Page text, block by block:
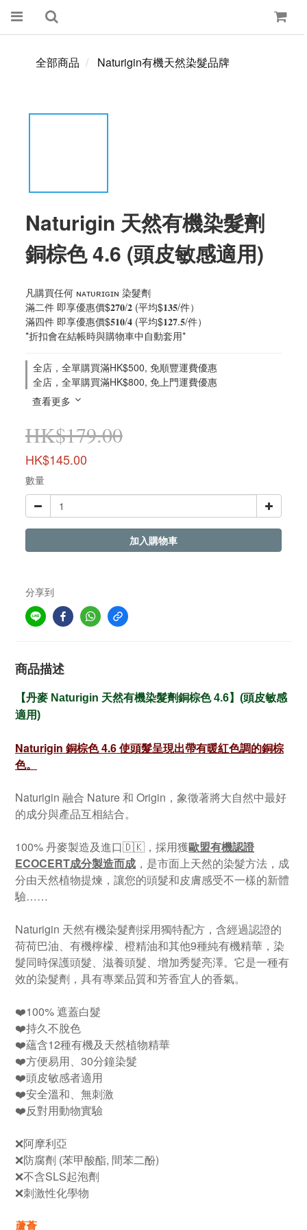
全部商品 Naturigin有機天然染髮品牌
Naturigin 天然有機染髮劑
銅棕色 4.6 (頭皮敏感適用)
凡購買任何 ɴᴀᴛᴜʀɪɢɪɴ 染髮劑
滿二件 即享優惠價$𝟐𝟕𝟎/𝟐 (平均$𝟏𝟑𝟓/件）
滿四件 即享優惠價$𝟓𝟏𝟎/𝟒 (平均$𝟏𝟐𝟕.𝟓/件）
*折扣會在結帳時與購物車中自動套用*
全店，全單購買滿HK$500, 免順豐運費優惠
全店，全單購買滿HK$800, 免上門運費優惠
查看更多
HK$179.00
HK$145.00
數量
加入購物車
分享到
商品描述
【丹麥 Naturigin 天然有機染髮劑銅棕色4.6】(頭皮敏感
適用)
Naturigin 銅棕色 4.6 使頭髮呈現出帶有暖紅色調的銅棕
色。
Naturigin 融合 Nature 和 Origin，象徵著將大自然中最好
的成分與產品互相結合。
100% 丹麥製造及進口🇩🇰，採用獲歐盟有機認證
ECOCERT成分製造而成 ，是市面上天然的染髮方法，成
分由天然植物提煉，讓您的頭髮和皮膚感受不一樣的新體
驗……
Naturigin 天然有機染髮劑採用獨特配方，含經過認證的
荷荷巴油、有機檸檬、橙精油和其他9種純有機精華，染
髮同時保護頭髮、滋養頭髮、增加秀髮亮澤。它是一種有
效的染髮劑，具有專業品質和芳香宜人的香氣。
❤️100% 遮蓋白髮
❤️持久不脫色
❤️蘊含12種有機及天然植物精華
❤️方便易用、30分鐘染髮
❤️頭皮敏感者適用
❤️安全溫和、無刺激
❤️反對用動物實驗
❌阿摩利亞
❌防腐劑 (苯甲酸酯, 間苯二酚)
❌不含SLS起泡劑
❌刺激性化學物
蘆薈